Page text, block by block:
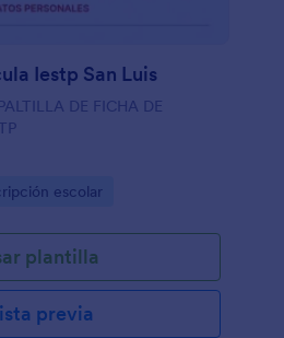
Iestp San Luis
DE FICHA DE
escolar
plantilla
previa